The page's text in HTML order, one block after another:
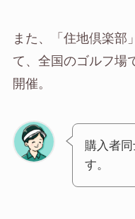
また、「住地倶楽部
て、全国のゴルフ場
開催。
購入者
す。